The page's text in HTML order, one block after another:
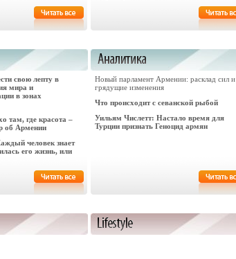
свою лепту в
мира и
в зонах
там, где красота –
об Армении
человек знает
его жизнь, или
Новый парламент Армении: расклад сил и
грядущие изменения
Что происходит с севанской рыбой
Уильям Числетт: Настало время для
Турции признать Геноцид армян